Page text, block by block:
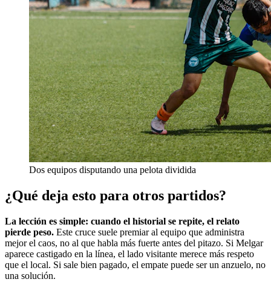
Dos equipos disputando una pelota dividida
¿Qué deja esto para otros partidos?
La lección es simple: cuando el historial se repite, el relato
pierde peso. Este cruce suele premiar al equipo que administra
mejor el caos, no al que habla más fuerte antes del pitazo. Si Melgar
aparece castigado en la línea, el lado visitante merece más respeto
que el local. Si sale bien pagado, el empate puede ser un anzuelo, no
una solución.